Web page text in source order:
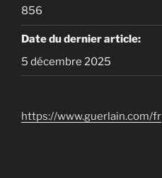
856
Date du dernier article:
5 décembre 2025
https://www.guerlain.com/fr